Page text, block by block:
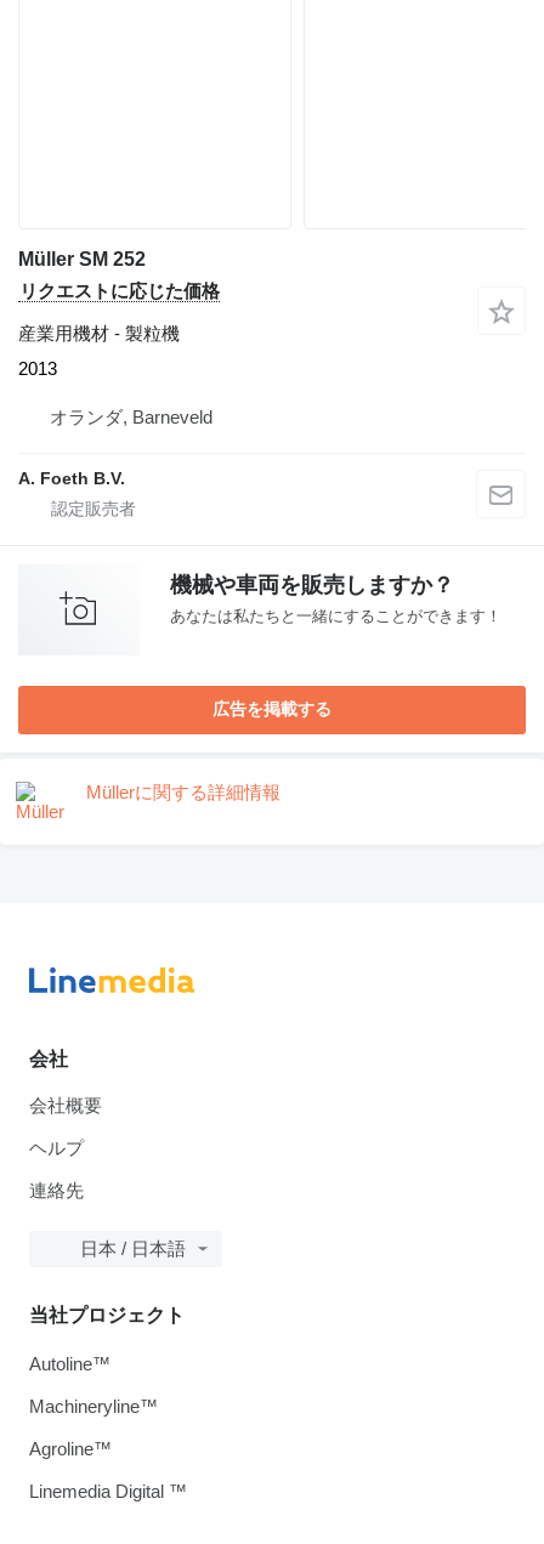
Müller SM 252
リクエストに応じた価格
産業用機材 - 製粒機
2013
オランダ, Barneveld
A. Foeth B.V.
機械や車両を販売しますか？
あなたは私たちと一緒にすることができます！
広告を掲載する
Müllerに関する詳細情報
会社
会社概要
ヘルプ
連絡先
日本 / 日本語
当社プロジェクト
Autoline™
Machineryline™
Agroline™
Linemedia Digital ™